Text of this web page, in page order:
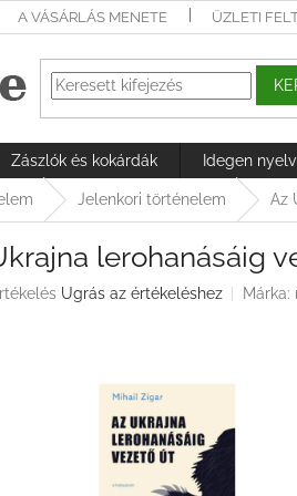
A VÁSÁRLÁS MENETE ÜZLETI
Zászlók és kokárdák Idegen
Jelenkori történelem Az
lerohanásáig
Ugrás az értékeléshez Márka: